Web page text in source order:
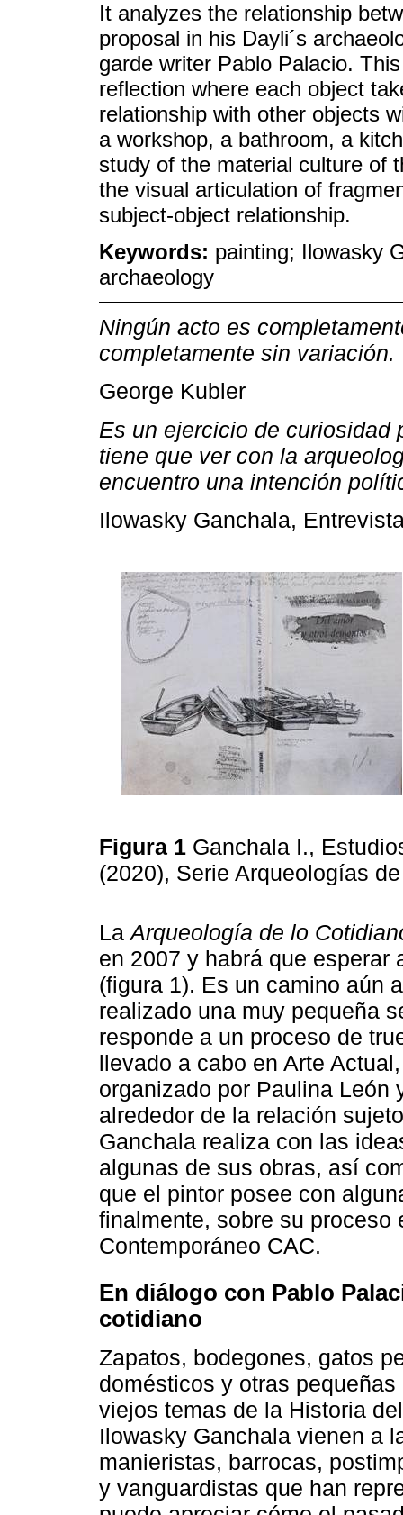
It analyzes the relationship
proposal in his Dayli´s
garde writer Pablo Palacio.
reflection where each object
relationship with other objects
a workshop, a bathroom, a
study of the material culture of
the visual articulation of
subject-object relationship.
Keywords: painting; Ilowasky
archaeology
Ningún acto es
completamente sin variación.
George Kubler
Es un ejercicio de curiosidad
tiene que ver con la
encuentro una intención
Ilowasky Ganchala,
Figura 1 Ganchala I.,
(2020), Serie Arqueologías
La Arqueología de lo
en 2007 y habrá que esperar
(figura 1). Es un camino aún
realizado una muy pequeña
responde a un proceso de
llevado a cabo en Arte
organizado por Paulina León
alrededor de la relación
Ganchala realiza con las
algunas de sus obras, así
que el pintor posee con
finalmente, sobre su proceso
Contemporáneo CAC.
En diálogo con Pablo
cotidiano
Zapatos, bodegones, gatos
domésticos y otras
viejos temas de la Historia
Ilowasky Ganchala vienen a
manieristas, barrocas,
y vanguardistas que han